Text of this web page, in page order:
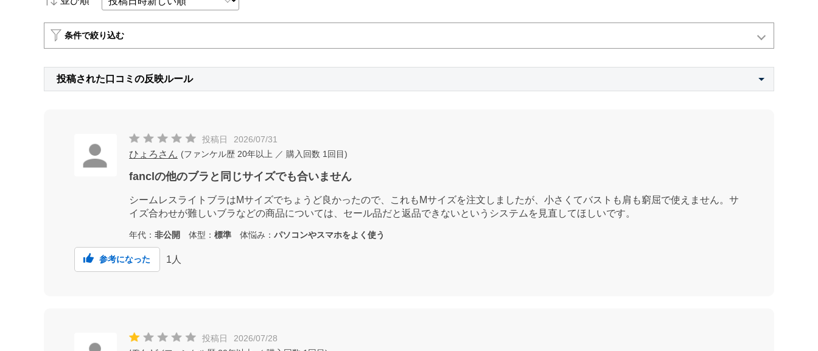
条件で絞り込む
投稿された口コミの反映ルール
投稿日 2026/07/31
ひょろさん (ファンケル歴 20年以上 ／ 購入回数 1回目)
fanclの他のブラと同じサイズでも合いません
シームレスライトブラはMサイズでちょうど良かったので、これもMサイズを注文しましたが、小さくてバストも肩も窮屈で使えません。サ
イズ合わせが難しいブラなどの商品については、セール品だと返品できないというシステムを見直してほしいです。
年代： 非公開 体型： 標準 体悩み： パソコンやスマホをよく使う
参考になった 1 人
投稿日 2026/07/28